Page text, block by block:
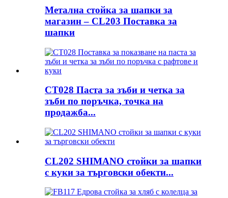
Метална стойка за шапки за
магазин – CL203 Поставка за
шапки
CT028 Паста за зъби и четка за
зъби по поръчка, точка на
продажба...
CL202 SHIMANO стойки за шапки
с куки за търговски обекти...